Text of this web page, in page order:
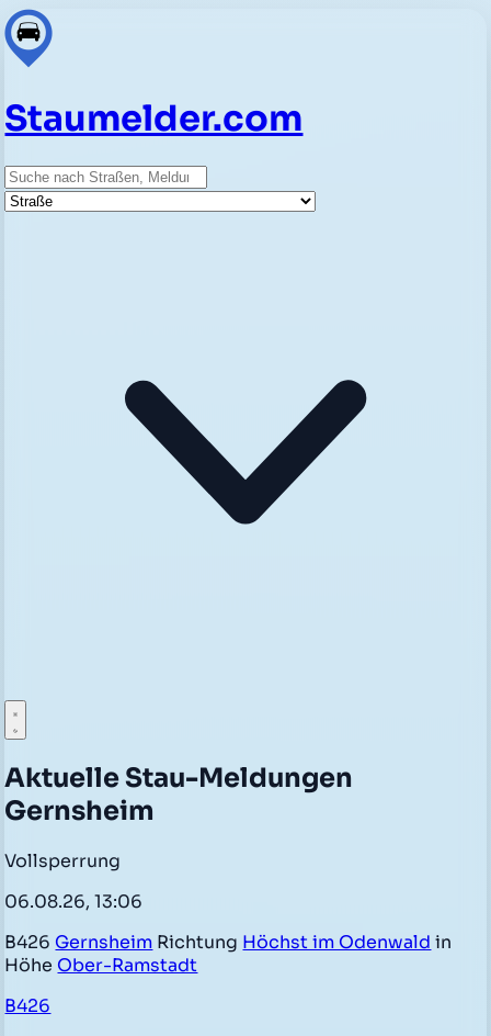
Staumelder.com
Suche
Straße
Aktuelle Stau-Meldungen
Gernsheim
Vollsperrung
06.08.26, 13:06
B426 Gernsheim Richtung Höchst im Odenwald in
Höhe Ober-Ramstadt
B426